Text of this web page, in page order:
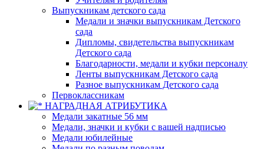
Выпускникам детского сада
Медали и значки выпускникам Детского
сада
Дипломы, свидетельства выпускникам
Детского сада
Благодарности, медали и кубки персоналу
Ленты выпускникам Детского сада
Разное выпускникам Детского сада
Первоклассникам
НАГРАДНАЯ АТРИБУТИКА
Медали закатные 56 мм
Медали, значки и кубки с вашей надписью
Медали юбилейные